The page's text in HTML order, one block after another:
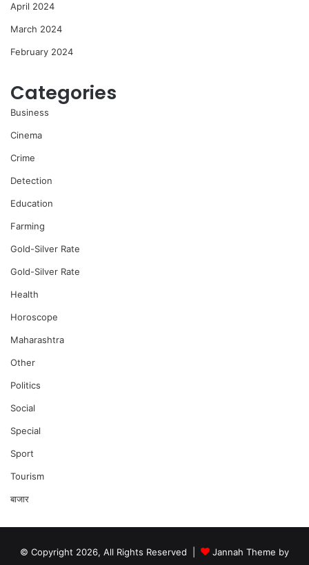
April 2024
March 2024
February 2024
Categories
Business
Cinema
Crime
Detection
Education
Farming
Gold-Silver Rate
Gold-Silver Rate
Health
Horoscope
Maharashtra
Other
Politics
Social
Special
Sport
Tourism
बाजार
© Copyright 2026, All Rights Reserved | Jannah Theme by